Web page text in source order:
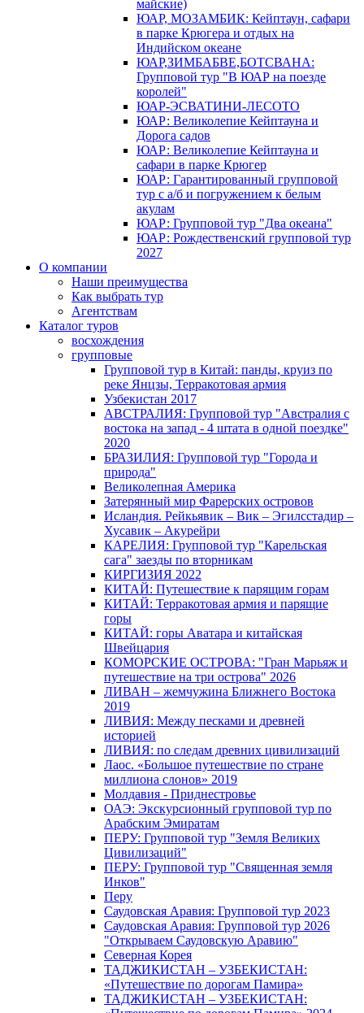
майские)
ЮАР, МОЗАМБИК: Кейптаун, сафари
в парке Крюгера и отдых на
Индийском океане
ЮАР,ЗИМБАБВЕ,БОТСВАНА:
Групповой тур "В ЮАР на поезде
королей"
ЮАР-ЭСВАТИНИ-ЛЕСОТО
ЮАР: Великолепие Кейптауна и
Дорога садов
ЮАР: Великолепие Кейптауна и
сафари в парке Крюгер
ЮАР: Гарантированный групповой
тур с а/б и погружением к белым
акулам
ЮАР: Групповой тур "Два океана"
ЮАР: Рождественский групповой тур
2027
О компании
Наши преимущества
Как выбрать тур
Агентствам
Каталог туров
восхождения
групповые
Групповой тур в Китай: панды, круиз по
реке Янцзы, Терракотовая армия
Узбекистан 2017
АВСТРАЛИЯ: Групповой тур "Австралия с
востока на запад - 4 штата в одной поездке"
2020
БРАЗИЛИЯ: Групповой тур "Города и
природа"
Великолепная Америка
Затерянный мир Фарерских островов
Исландия. Рейкьявик – Вик – Эгилсстадир –
Хусавик – Акурейри
КАРЕЛИЯ: Групповой тур "Карельская
сага" заезды по вторникам
КИРГИЗИЯ 2022
КИТАЙ: Путешествие к парящим горам
КИТАЙ: Терракотовая армия и парящие
горы
КИТАЙ: горы Аватара и китайская
Швейцария
КОМОРСКИЕ ОСТРОВА: "Гран Марьяж и
путешествие на три острова" 2026
ЛИВАН – жемчужина Ближнего Востока
2019
ЛИВИЯ: Между песками и древней
историей
ЛИВИЯ: по следам древних цивилизаций
Лаос. «Большое путешествие по стране
миллиона слонов» 2019
Молдавия - Приднестровье
ОАЭ: Экскурсионный групповой тур по
Арабским Эмиратам
ПЕРУ: Групповой тур "Земля Великих
Цивилизаций"
ПЕРУ: Групповой тур "Священная земля
Инков"
Перу
Саудовская Аравия: Групповой тур 2023
Саудовская Аравия: Групповой тур 2026
"Открываем Саудовскую Аравию"
Северная Корея
ТАДЖИКИСТАН – УЗБЕКИСТАН:
«Путешествие по дорогам Памира»
ТАДЖИКИСТАН – УЗБЕКИСТАН: